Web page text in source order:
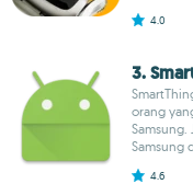
4.0
3.
orang
Samsung
4.6